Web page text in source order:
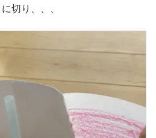
切り、、、